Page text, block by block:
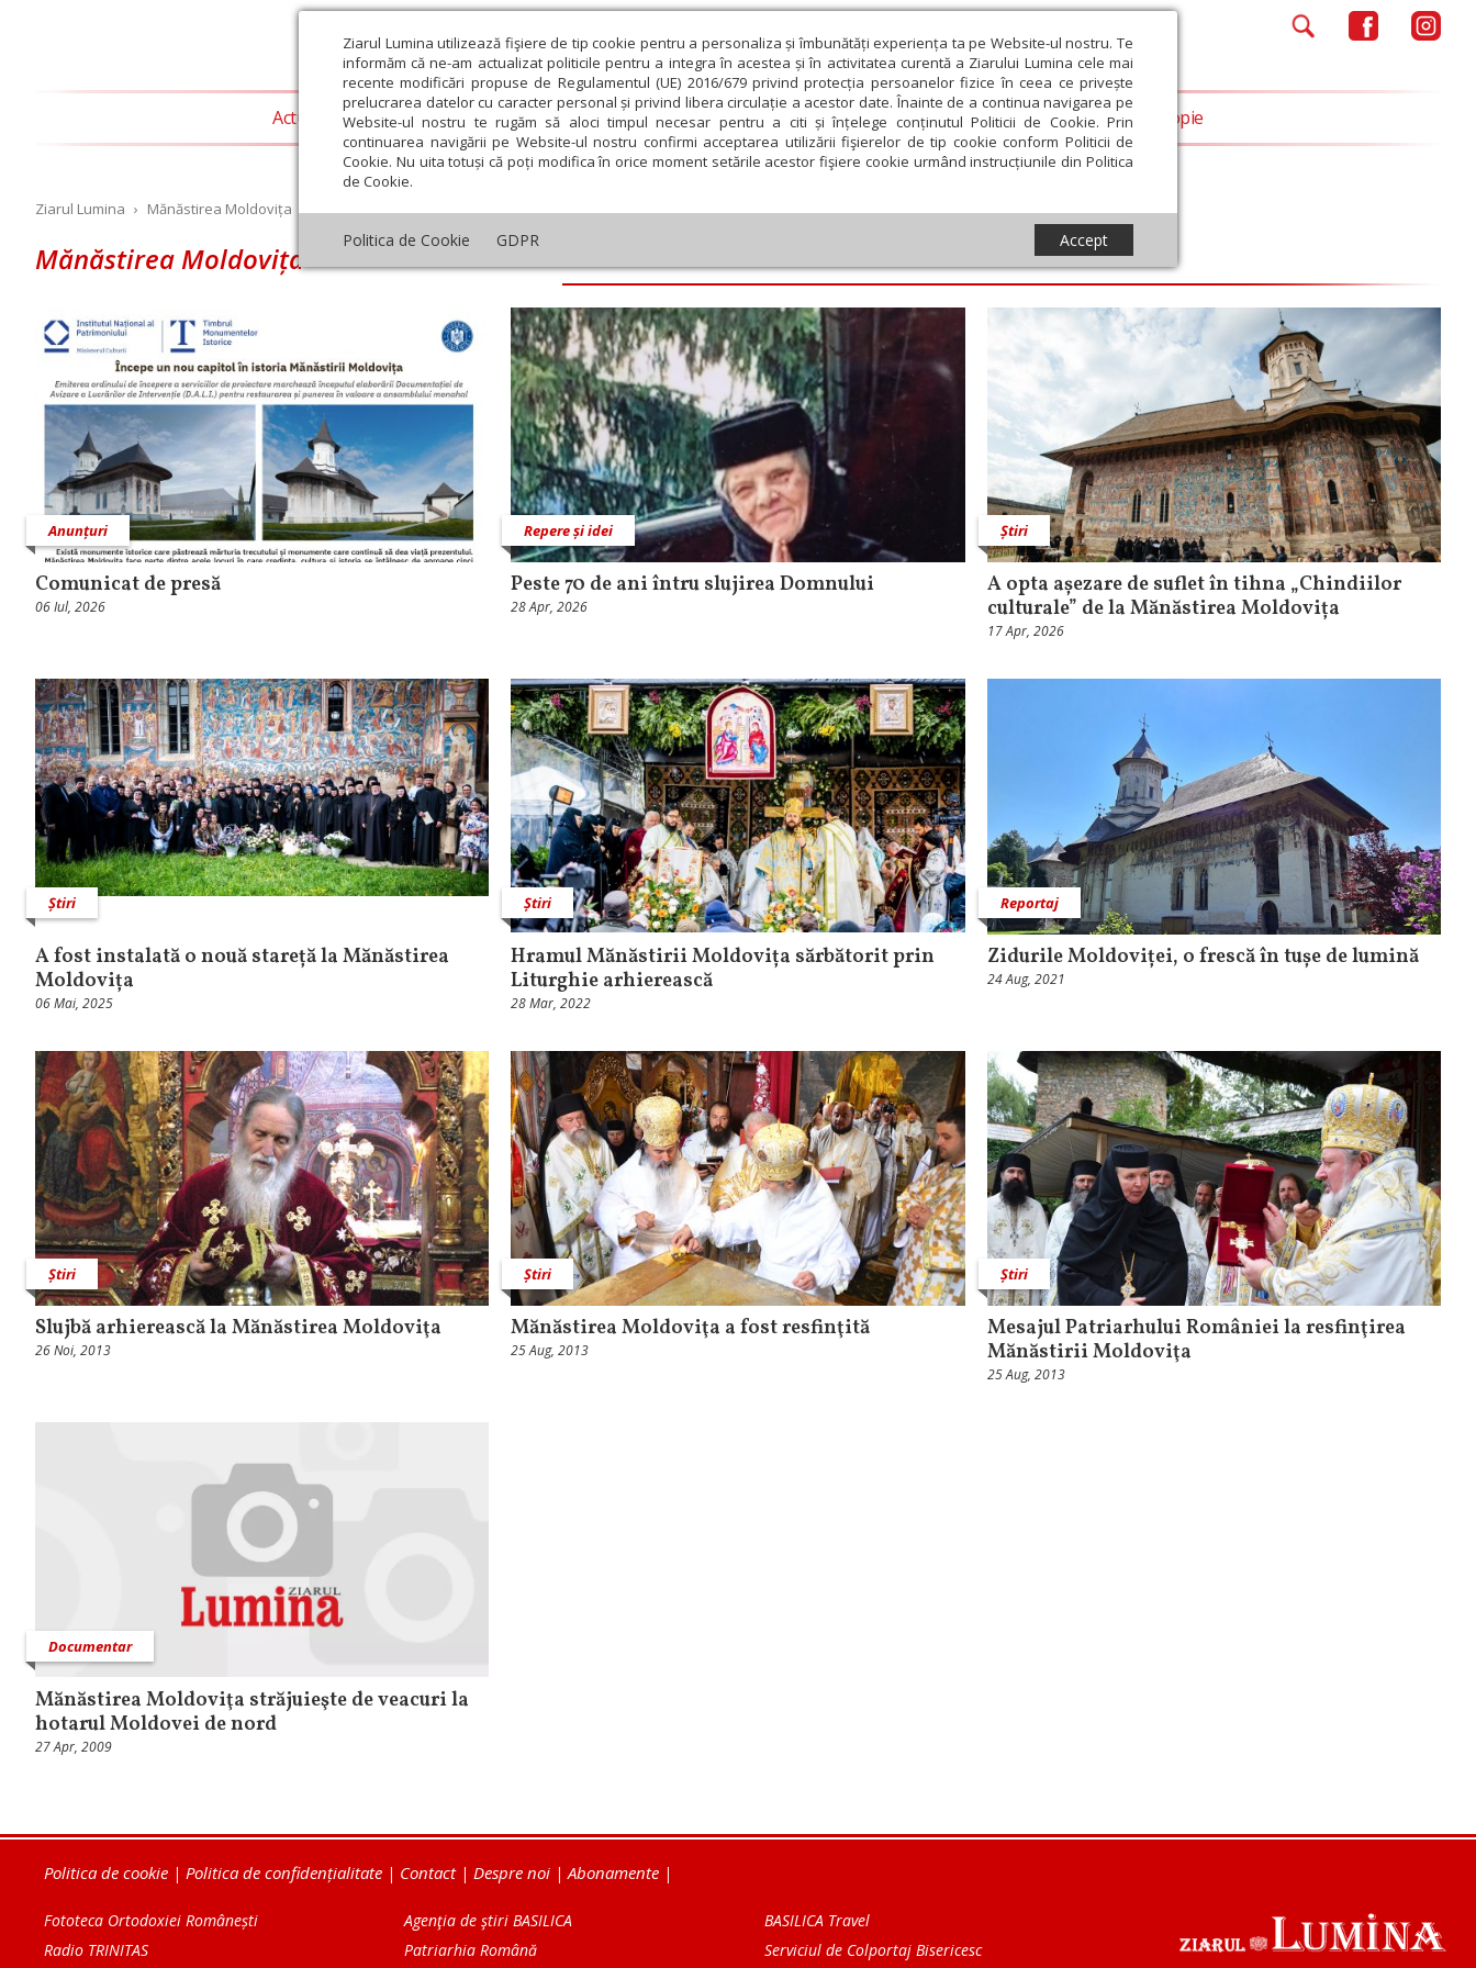
Ziarul Lumina utilizează fişiere de tip cookie pentru a personaliza și îmbunătăți experiența ta pe Website-ul nostru. Te
informăm că ne-am actualizat politicile pentru a integra în acestea și în activitatea curentă a Ziarului Lumina cele mai
recente modificări propuse de Regulamentul (UE) 2016/679 privind protecția persoanelor fizice în ceea ce privește
prelucrarea datelor cu caracter personal și privind libera circulație a acestor date. Înainte de a continua navigarea pe
Website-ul nostru te rugăm să aloci timpul necesar pentru a citi și înțelege conținutul Politicii de Cookie. Prin
continuarea navigării pe Website-ul nostru confirmi acceptarea utilizării fişierelor de tip cookie conform Politicii de
Cookie. Nu uita totuși că poți modifica în orice moment setările acestor fişiere cookie urmând instrucțiunile din Politica
de Cookie.
Politica de Cookie GDPR Accept
Actualitate religioasă Teologie și spiritualitate Educaţie și Cultură Societate Opinii Filantropie
Ziarul Lumina › Mănăstirea Moldovița
Mănăstirea Moldovița
Anunțuri
Comunicat de presă
06 Iul, 2026
Repere și idei
Peste 70 de ani întru slujirea Domnului
28 Apr, 2026
Știri
A opta așezare de suflet în tihna „Chindiilor
culturale” de la Mănăstirea Moldovița
17 Apr, 2026
Știri
A fost instalată o nouă stareță la Mănăstirea
Moldovița
06 Mai, 2025
Știri
Hramul Mănăstirii Moldovița sărbătorit prin
Liturghie arhierească
28 Mar, 2022
Reportaj
Zidurile Moldoviței, o frescă în tușe de lumină
24 Aug, 2021
Știri
Slujbă arhierească la Mănăstirea Moldoviţa
26 Noi, 2013
Știri
Mănăstirea Moldoviţa a fost resfinţită
25 Aug, 2013
Știri
Mesajul Patriarhului României la resfinţirea
Mănăstirii Moldoviţa
25 Aug, 2013
Documentar
Mănăstirea Moldoviţa străjuieşte de veacuri la
hotarul Moldovei de nord
27 Apr, 2009
Politica de cookie | Politica de confidențialitate | Contact| Despre noi | Abonamente |
Fototeca Ortodoxiei Românești
Radio TRINITAS
Agenţia de ştiri BASILICA
Patriarhia Română
BASILICA Travel
Serviciul de Colportaj Bisericesc